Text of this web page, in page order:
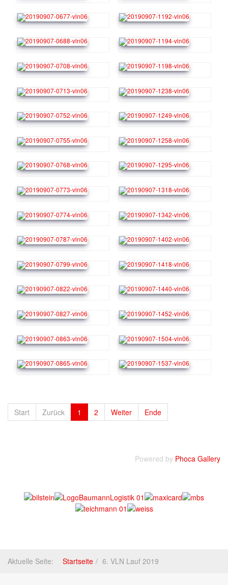
Start Zurück 1 2 Weiter Ende
Powered by Phoca Gallery
Aktuelle Seite: Startseite 6. VLN Lauf 2019